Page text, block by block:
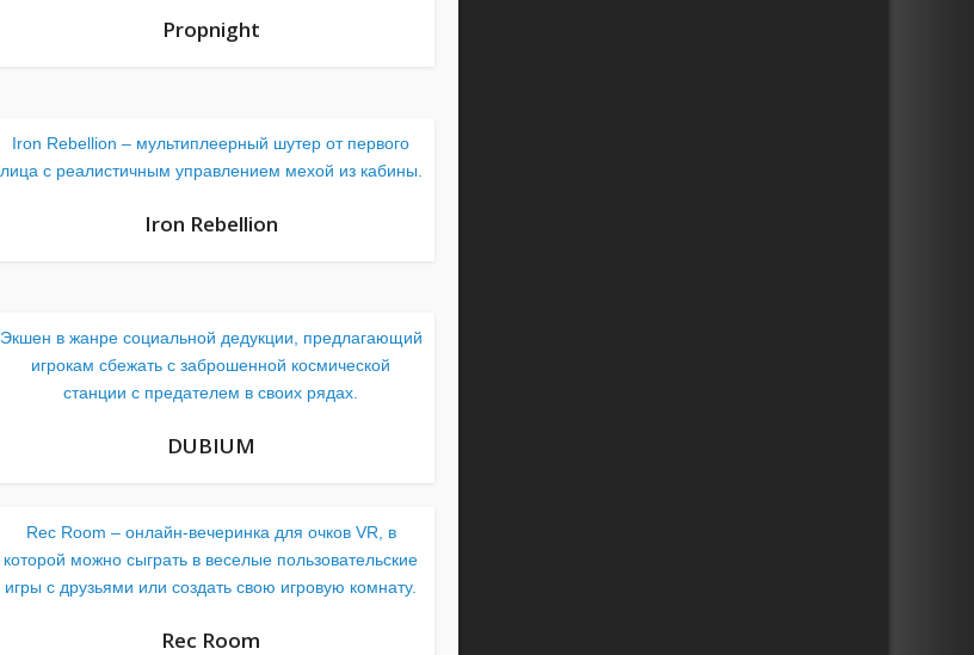
Propnight
Iron Rebellion – мультиплеерный шутер от первого
лица с реалистичным управлением мехой из кабины.
Iron Rebellion
Экшен в жанре социальной дедукции, предлагающий
игрокам сбежать с заброшенной космической
станции с предателем в своих рядах.
DUBIUM
Rec Room – онлайн-вечеринка для очков VR, в
которой можно сыграть в веселые пользовательские
игры с друзьями или создать свою игровую комнату.
Rec Room